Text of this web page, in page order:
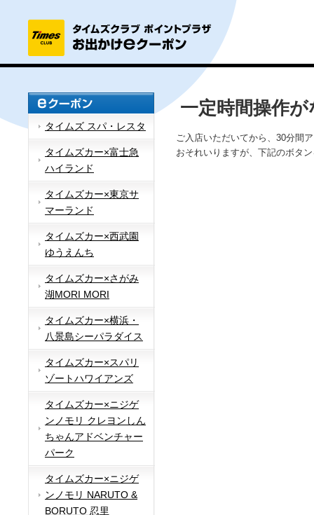
タイムズ スパ・レスタ
タイムズカー×富士急
ハイランド
タイムズカー×東京サ
マーランド
タイムズカー×西武園
ゆうえんち
タイムズカー×さがみ
湖MORI MORI
タイムズカー×横浜・
八景島シーパラダイス
タイムズカー×スパリ
ゾートハワイアンズ
タイムズカー×ニジゲ
ンノモリ クレヨンしん
ちゃんアドベンチャー
パーク
タイムズカー×ニジゲ
ンノモリ NARUTO &
BORUTO 忍里
一定時間操作
ご入店いただいてから、30分間
おそれいりますが、下記のボタ